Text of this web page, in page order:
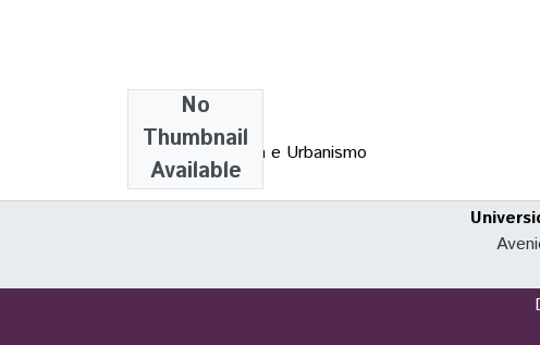
No
Thumbnail
Available
Collections
TCC - Arquitetura e Urbanismo